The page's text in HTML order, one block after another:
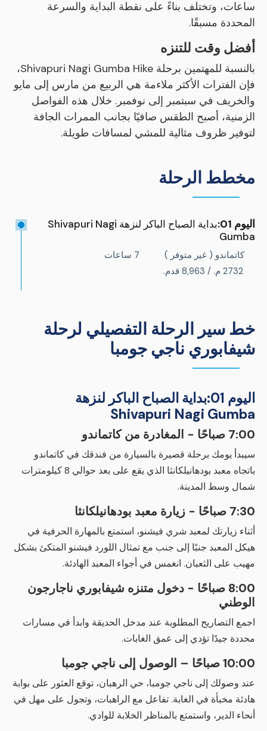
ساعات، وتختلف بناءً على نقطة البداية والسرعة
المحددة مسبقًا.
أفضل وقت للتنزه
بالنسبة للمهتمين برحلة Shivapuri Nagi Gumba Hike،
فإن الفترات الأكثر ملاءمة هي الربيع من مارس إلى مايو
والخريف في سبتمبر إلى نوفمبر. خلال هذه الفواصل
الزمنية، أصبح الطقس صافيًا بجانب الممرات الجافة
لتوفير ظروف مثالية للمشي لمسافات طويلة.
مخطط الرحلة
اليوم 01:
بداية الصباح الباكر لنزهة Shivapuri Nagi
Gumba
كاتماندو ( غير متوفر )
7 ساعات
2732 م. / 8,963 قدم.
خط سير الرحلة التفصيلي لرحلة
شيفابوري ناجي جومبا
اليوم 01:
بداية الصباح الباكر لنزهة
Shivapuri Nagi Gumba
7:00 صباحًا - المغادرة من كاتماندو
سيبدأ يومك برحلة قصيرة بالسيارة من فندقك في كاتماندو
باتجاه معبد بودهانيلكانثا الذي يقع على بعد حوالي 8 كيلومترات
شمال وسط المدينة.
7:30 صباحًا - زيارة معبد بودهانيلكانثا
أثناء زيارتك لمعبد شري فيشنو، استمتع بالمهارة الحرفية في
هيكل المعبد جنبًا إلى جنب مع تمثال اللورد فيشنو المتكئ بشكل
مهيب على الثعبان. انغمس في أجواء المعبد الهادئة.
8:00 صباحًا - دخول متنزه شيفابوري ناجارجون
الوطني
اجمع التصاريح المطلوبة عند مدخل الحديقة وابدأ في مسارات
محددة جيدًا تؤدي إلى عمق الغابات.
10:00 صباحًا – الوصول إلى ناجي جومبا
عند وصولك إلى ناجي جومبا، حي الرهبان، توقع العثور على بوابة
هادئة مخبأة في الغابة. تفاعل مع الراهبات، وتجول على مهل في
أنحاء الدير، واستمتع بالمناظر الخلابة للوادي.